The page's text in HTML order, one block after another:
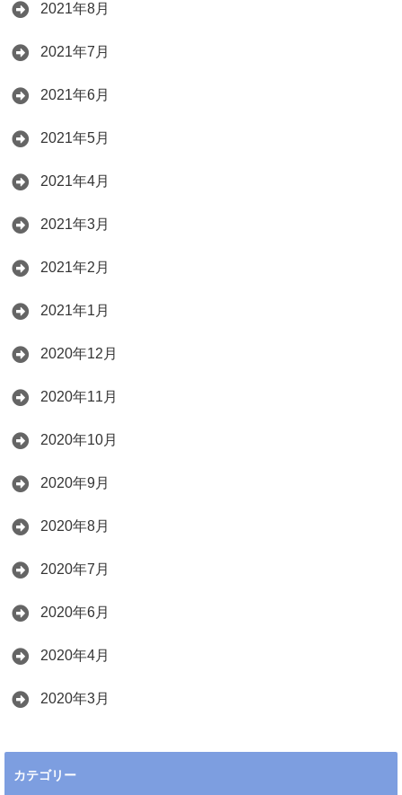
2021年8月
2021年7月
2021年6月
2021年5月
2021年4月
2021年3月
2021年2月
2021年1月
2020年12月
2020年11月
2020年10月
2020年9月
2020年8月
2020年7月
2020年6月
2020年4月
2020年3月
カテゴリー